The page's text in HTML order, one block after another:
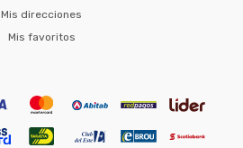
Mis direcciones
Mis favoritos